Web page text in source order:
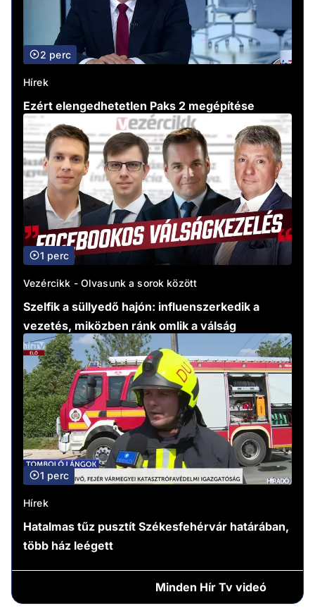
2 perc
Hírek
Ezért elengedhetetlen Paks 2 megépítése
1 perc
Vezércikk - Olvasunk a sorok között
Szelfik a süllyedő hajón: influenszerkedik a
vezetés, miközben ránk omlik a válság
1 perc
Hírek
Hatalmas tűz pusztít Székesfehérvár határában,
több ház leégett
Minden Hír Tv videó